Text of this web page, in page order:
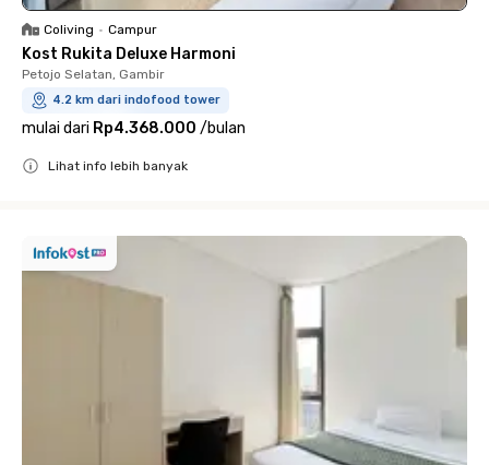
Coliving • Campur
Kost Rukita Deluxe Harmoni
Petojo Selatan, Gambir
4.2 km dari indofood tower
mulai dari Rp4.368.000 /bulan
Lihat info lebih banyak